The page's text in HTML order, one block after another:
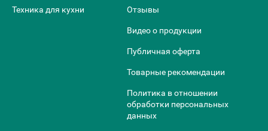
Техника для кухни Отзывы
Видео о продукции
Публичная оферта
Товарные рекомендации
Политика в отношении
обработки персональных
данных